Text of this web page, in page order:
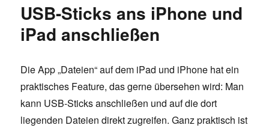
USB-Sticks ans iPhone und
iPad anschließen
Die App „Dateien“ auf dem iPad und iPhone hat ein
praktisches Feature, das gerne übersehen wird: Man
kann USB-Sticks anschließen und auf die dort
liegenden Dateien direkt zugreifen. Ganz praktisch ist